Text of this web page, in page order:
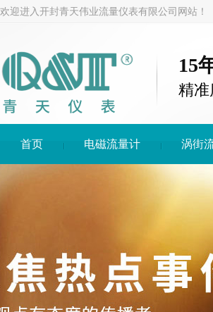
欢迎进入开封青天伟业流量仪表有限公司网站！
15
精
首页 电磁流量计 涡街